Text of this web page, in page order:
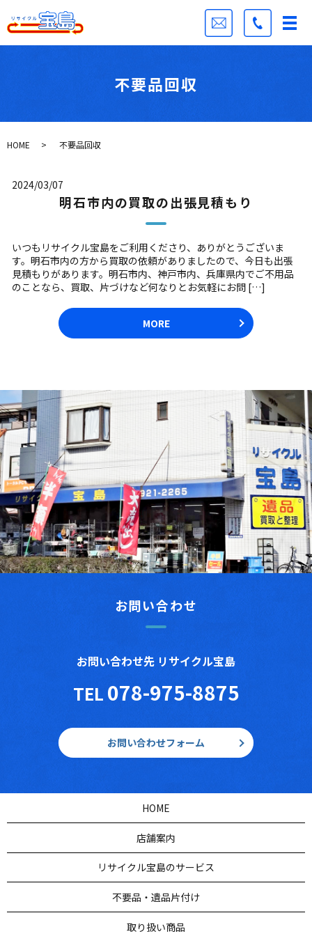
不要品回収
HOME 不要品回収
2024/03/07
明石市内の買取の出張見積もり
いつもリサイクル宝島をご利用くださり、ありがとうございま
す。明石市内の方から買取の依頼がありましたので、今日も出張
見積もりがあります。明石市内、神戸市内、兵庫県内でご不用品
のことなら、買取、片づけなど何なりとお気軽にお問 […]
MORE
お問い合わせ
お問い合わせ先 リサイクル宝島
TEL 078-975-8875
お問い合わせフォーム
HOME
店舗案内
リサイクル宝島のサービス
不要品・遺品片付け
取り扱い商品